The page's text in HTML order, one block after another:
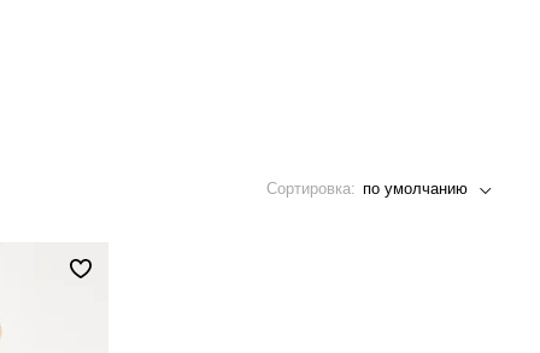
Сортировка: по умолчанию